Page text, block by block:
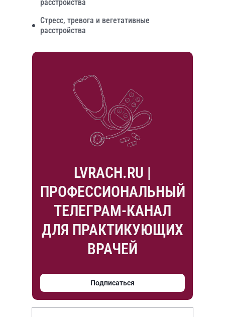
расстройства
Стресс, тревога и вегетативные
расстройства
LVRACH.RU |
ПРОФЕССИОНАЛЬНЫЙ
ТЕЛЕГРАМ-КАНАЛ
ДЛЯ ПРАКТИКУЮЩИХ
ВРАЧЕЙ
Подписаться